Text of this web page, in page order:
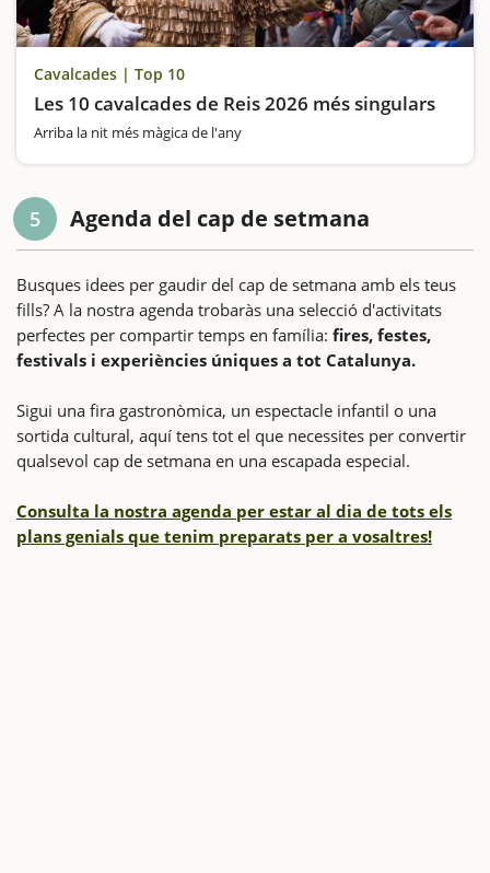
Cavalcades | Top 10
Les 10 cavalcades de Reis 2026 més singulars
Arriba la nit més màgica de l'any
5 Agenda del cap de setmana
Busques idees per gaudir del cap de setmana amb els teus
fills? A la nostra agenda trobaràs una selecció d'activitats
perfectes per compartir temps en família: fires, festes,
festivals i experiències úniques a tot Catalunya.
Sigui una fira gastronòmica, un espectacle infantil o una
sortida cultural, aquí tens tot el que necessites per convertir
qualsevol cap de setmana en una escapada especial.
Consulta la nostra agenda per estar al dia de tots els
plans genials que tenim preparats per a vosaltres!